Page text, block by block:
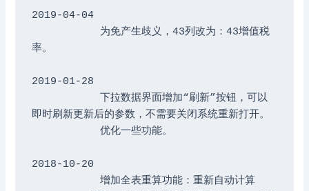
2019-04-04
为免产生歧义，43列改为：43增值税
率。
2019-01-28
下拉数据界面增加“刷新”按钮，可以
即时刷新更新后的参数，不需要关闭系统重新打开。
优化一些功能。
2018-10-20